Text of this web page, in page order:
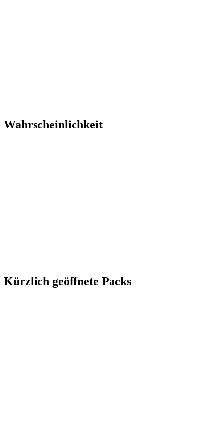
Wahrscheinlichkeit
Kürzlich geöffnete Packs